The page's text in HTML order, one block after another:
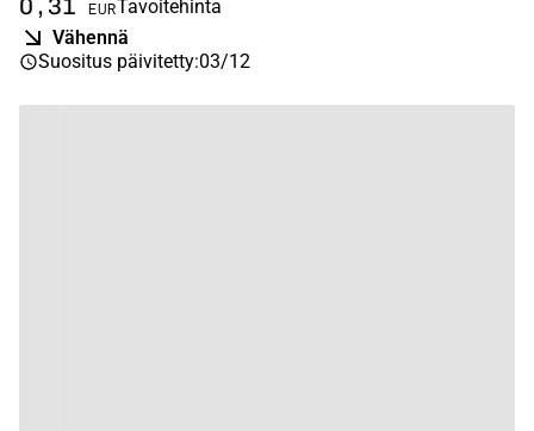
0,31 EURTavoitehinta
Vähennä
Suositus päivitetty:03/12